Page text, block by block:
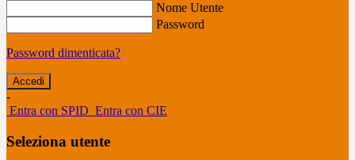
Nome Utente
Password
Password dimenticata?
-
Entra con SPID Entra con CIE
Seleziona utente